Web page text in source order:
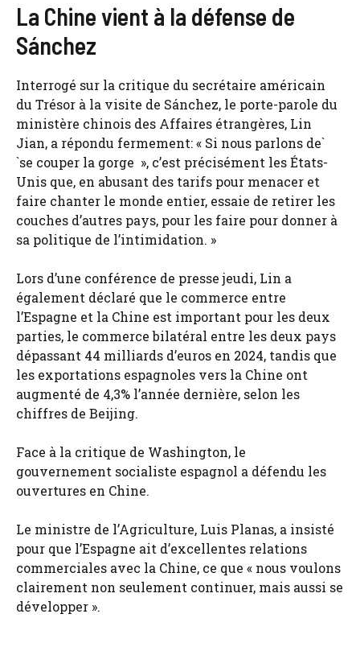
La Chine vient à la défense de
Sánchez
Interrogé sur la critique du secrétaire américain
du Trésor à la visite de Sánchez, le porte-parole du
ministère chinois des Affaires étrangères, Lin
Jian, a répondu fermement: « Si nous parlons de`
`se couper la gorge », c’est précisément les États-
Unis que, en abusant des tarifs pour menacer et
faire chanter le monde entier, essaie de retirer les
couches d’autres pays, pour les faire pour donner à
sa politique de l’intimidation. »
Lors d’une conférence de presse jeudi, Lin a
également déclaré que le commerce entre
l’Espagne et la Chine est important pour les deux
parties, le commerce bilatéral entre les deux pays
dépassant 44 milliards d’euros en 2024, tandis que
les exportations espagnoles vers la Chine ont
augmenté de 4,3% l’année dernière, selon les
chiffres de Beijing.
Face à la critique de Washington, le
gouvernement socialiste espagnol a défendu les
ouvertures en Chine.
Le ministre de l’Agriculture, Luis Planas, a insisté
pour que l’Espagne ait d’excellentes relations
commerciales avec la Chine, ce que « nous voulons
clairement non seulement continuer, mais aussi se
développer ».